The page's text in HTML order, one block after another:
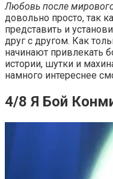
Любовь после
довольно просто, так
представить и
друг с другом. Как
начинают привлекать
истории, шутки и
намного интереснее
4/8 Я Бой